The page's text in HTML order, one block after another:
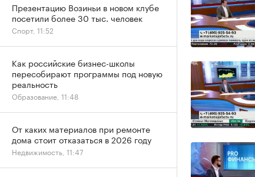
Презентацию Возиньи в новом клубе
посетили более 30 тыс. человек
Спорт, 11:52
Как российские бизнес-школы
пересобирают программы под новую
реальность
Образование, 11:48
От каких материалов при ремонте
дома стоит отказаться в 2026 году
Недвижимость, 11:47